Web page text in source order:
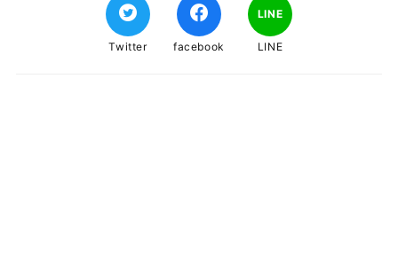
Twitter facebook
LINE
LINE